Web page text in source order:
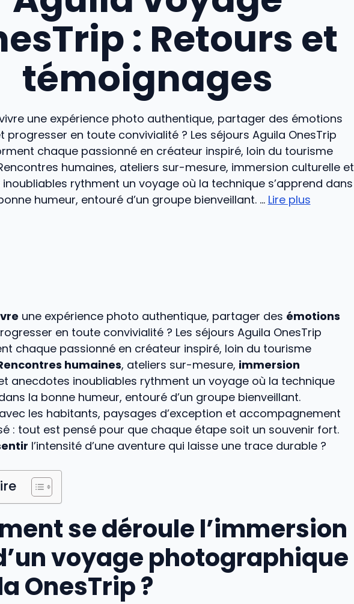
: Retours et
témoignages
une expérience photo authentique, partager des émotions
progresser en toute convivialité ? Les séjours Aguila OnesTrip
chaque passionné en créateur inspiré, loin du tourisme
humaines, ateliers sur-mesure, immersion culturelle et
rythment un voyage où la technique s’apprend dans
humeur, entouré d’un groupe bienveillant. ... Lire plus
une expérience photo authentique, partager des émotions
en toute convivialité ? Les séjours Aguila OnesTrip
chaque passionné en créateur inspiré, loin du tourisme
humaines, ateliers sur-mesure, immersion
anecdotes inoubliables rythment un voyage où la technique
la bonne humeur, entouré d’un groupe bienveillant.
avec les habitants, paysages d’exception et accompagnement
: tout est pensé pour que chaque étape soit un souvenir fort.
l’intensité d’une aventure qui laisse une trace durable ?
se déroule l’immersion
voyage photographique
OnesTrip ?